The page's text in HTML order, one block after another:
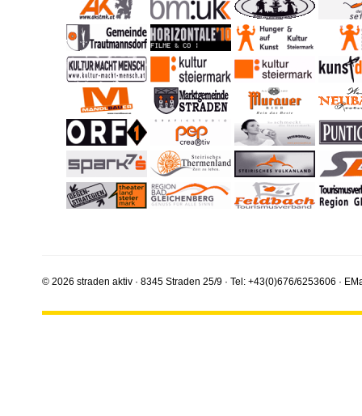
© 2026 straden aktiv · 8345 Straden 25/9 · Tel: +43(0)676/6253606 ·